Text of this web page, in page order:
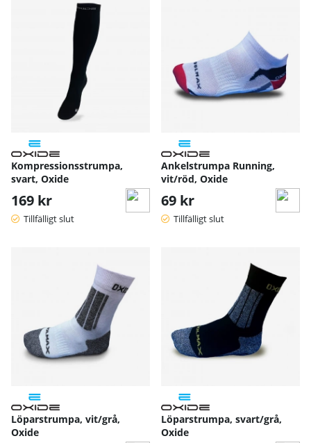
Kompressionsstrumpa,
svart, Oxide
169 kr
Tillfälligt slut
Ankelstrumpa Running,
vit/röd, Oxide
69 kr
Tillfälligt slut
Löparstrumpa, vit/grå,
Oxide
Löparstrumpa, svart/grå,
Oxide